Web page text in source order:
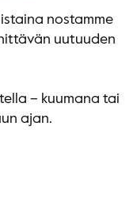
nostamme
uutuuden
– kuumana tai
ajan.